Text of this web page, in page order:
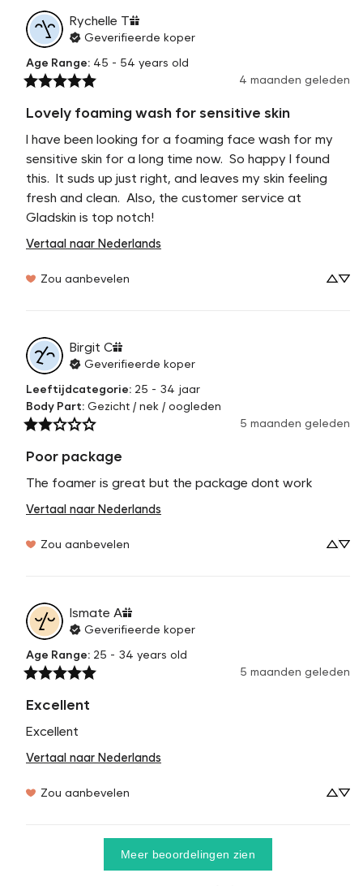
Rychelle T
Geverifieerde koper
Age Range: 45 - 54 years old
4 maanden geleden
Lovely foaming wash for sensitive skin
I have been looking for a foaming face wash for my
sensitive skin for a long time now.  So happy I found
this.  It suds up just right, and leaves my skin feeling
fresh and clean.  Also, the customer service at
Gladskin is top notch!
Vertaal naar Nederlands
Zou aanbevelen
Birgit C
Geverifieerde koper
Leeftijdcategorie: 25 - 34 jaar
Body Part: Gezicht / nek / oogleden
5 maanden geleden
Poor package
The foamer is great but the package dont work
Vertaal naar Nederlands
Zou aanbevelen
Ismate A
Geverifieerde koper
Age Range: 25 - 34 years old
5 maanden geleden
Excellent
Excellent
Vertaal naar Nederlands
Zou aanbevelen
Meer beoordelingen zien